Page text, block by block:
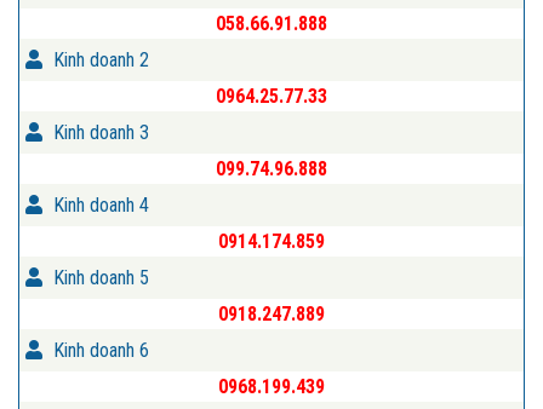
058.66.91.888
Kinh doanh 2
0964.25.77.33
Kinh doanh 3
099.74.96.888
Kinh doanh 4
0914.174.859
Kinh doanh 5
0918.247.889
Kinh doanh 6
0968.199.439